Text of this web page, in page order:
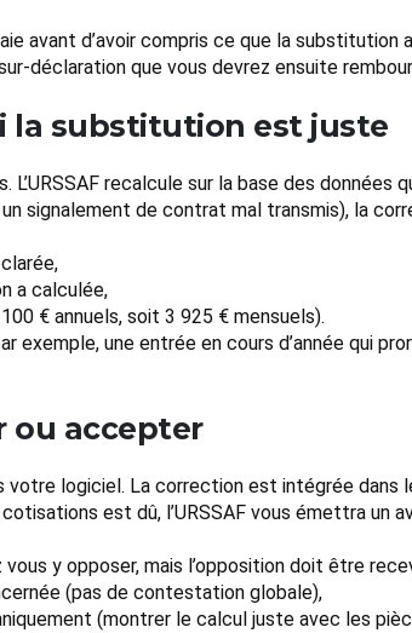
avant d’avoir compris ce que la
déclaration que vous devrez ensuite
la substitution est juste
recalcule sur la base des données
signalement de contrat mal transmis), la
a calculée,
€ annuels, soit 3 925 € mensuels).
exemple, une entrée en cours d’année qui
ou accepter
logiciel. La correction est intégrée dans
est dû, l’URSSAF vous émettra un
y opposer, mais l’opposition doit être
(pas de contestation globale),
(montrer le calcul juste avec les